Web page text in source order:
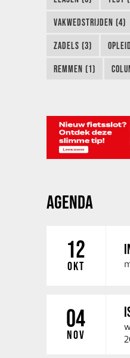
VAKWEDSTRIJDEN (4)
ZADELS (3)
REMMEN (1)
AGENDA
12
OKT
04
NOV